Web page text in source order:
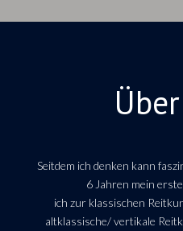
Seitdem ich denken kann
6 Jahren mein
ich zur klassischen
altklassische/ vertikale